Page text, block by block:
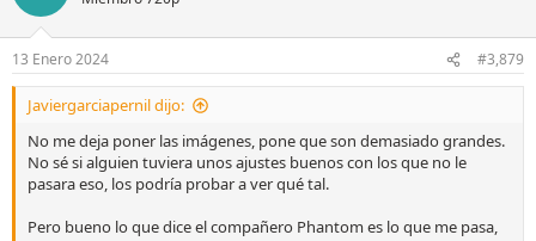
13 Enero 2024 #3,879
Javiergarciapernil dijo:
No me deja poner las imágenes, pone que son demasiado grandes.
No sé si alguien tuviera unos ajustes buenos con los que no le
pasara eso, los podría probar a ver qué tal.
Pero bueno lo que dice el compañero Phantom es lo que me pasa,